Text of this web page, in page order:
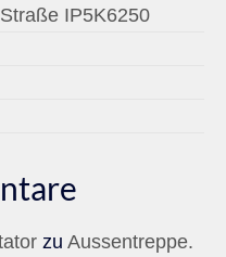
IP5K6250
zu Aussentreppe.